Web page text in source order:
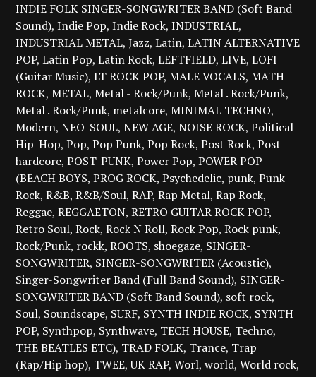
INDIE FOLK SINGER-SONGWRITER BAND (Soft Band
Sound) Indie Pop Indie Rock INDUSTRIAL
INDUSTRIAL METAL Jazz Latin LATIN ALTERNATIVE
POP Latin Pop Latin Rock LEFTFIELD LIVE LOFI
(Guitar Music) LT ROCK POP MALE VOCALS MATH
ROCK METAL Metal - Rock/Punk Metal . Rock/Punk
Metal . Rock/Punk metalcore MINIMAL TECHNO
Modern NEO-SOUL NEW AGE NOISE ROCK Political
Hip-Hop Pop Pop Punk Pop Rock Post Rock Post-
hardcore POST-PUNK Power Pop POWER POP
(BEACH BOYS PROG ROCK Psychedelic punk Punk
Rock R&B R&B/Soul RAP Rap Metal Rap Rock
Reggae REGGAETON RETRO GUITAR ROCK POP
Retro Soul Rock Rock N Roll Rock Pop Rock punk
Rock/Punk rockk ROOTS shoegaze SINGER-
SONGWRITER SINGER-SONGWRITER (Acoustic)
Singer-Songwriter Band (Full Band Sound) SINGER-
SONGWRITER BAND (Soft Band Sound) soft rock
Soul Soundscape SURF SYNTH INDIE ROCK SYNTH
POP Synthpop Synthwave TECH HOUSE Techno
THE BEATLES ETC) TRAD FOLK Trance Trap
(Rap/Hip hop) TWEE UK RAP Worl world World rock